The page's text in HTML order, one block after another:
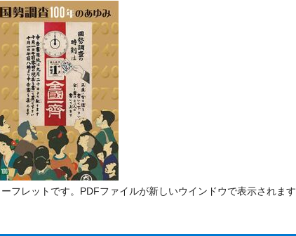
フレットです。PDFファイルが新しいウインドウで表示されます